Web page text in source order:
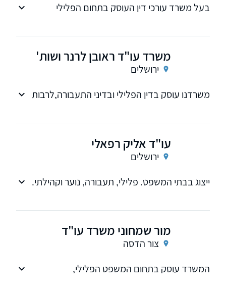
בעל משרד עורכי דין העוסק בתחום הפלילי
משרד עו"ד ראובן לרנר ושות'
ירושלים
משרדנו עוסק בדין הפלילי ובדיני התעבורה,לרבות
עו"ד אליק רפאלי
ירושלים
ייצוג בבתי המשפט. פלילי, תעבורה, נוער וקהילתי.
מור שמחוני משרד עו"ד
צור הדסה
המשרד עוסק בתחום המשפט הפלילי,